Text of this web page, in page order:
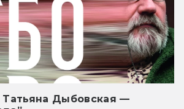
Татьяна Дыбовская —